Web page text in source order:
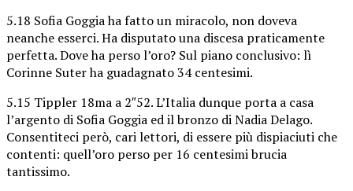
5.18 Sofia Goggia ha fatto un miracolo, non doveva
neanche esserci. Ha disputato una discesa praticamente
perfetta. Dove ha perso l’oro? Sul piano conclusivo: lì
Corinne Suter ha guadagnato 34 centesimi.
5.15 Tippler 18ma a 2″52. L’Italia dunque porta a casa
l’argento di Sofia Goggia ed il bronzo di Nadia Delago.
Consentiteci però, cari lettori, di essere più dispiaciuti che
contenti: quell’oro perso per 16 centesimi brucia
tantissimo.